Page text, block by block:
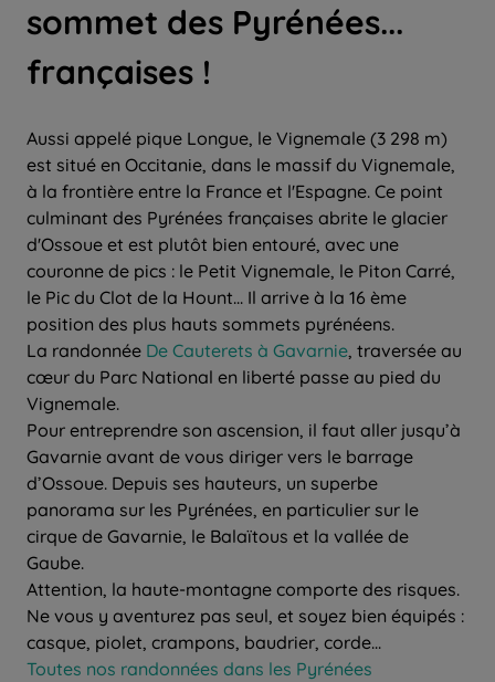
sommet des Pyrénées...
françaises !
Aussi appelé pique Longue, le Vignemale (3 298 m)
est situé en Occitanie, dans le massif du Vignemale,
à la frontière entre la France et l'Espagne. Ce point
culminant des Pyrénées françaises abrite le glacier
d'Ossoue et est plutôt bien entouré, avec une
couronne de pics : le Petit Vignemale, le Piton Carré,
le Pic du Clot de la Hount... Il arrive à la 16 ème
position des plus hauts sommets pyrénéens.
La randonnée De Cauterets à Gavarnie, traversée au
cœur du Parc National en liberté passe au pied du
Vignemale.
Pour entreprendre son ascension, il faut aller jusqu’à
Gavarnie avant de vous diriger vers le barrage
d’Ossoue. Depuis ses hauteurs, un superbe
panorama sur les Pyrénées, en particulier sur le
cirque de Gavarnie, le Balaïtous et la vallée de
Gaube.
Attention, la haute-montagne comporte des risques.
Ne vous y aventurez pas seul, et soyez bien équipés :
casque, piolet, crampons, baudrier, corde...
Toutes nos randonnées dans les Pyrénées